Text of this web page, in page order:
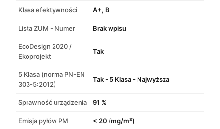
Klasa efektywności A+, B
Lista ZUM - Numer Brak wpisu
EcoDesign 2020 /
Ekoprojekt
Tak
5 Klasa (norma PN-EN
303-5:2012)
Tak - 5 Klasa - Najwyższa
Sprawność urządzenia 91 %
Emisja pyłów PM < 20 (mg/m³)